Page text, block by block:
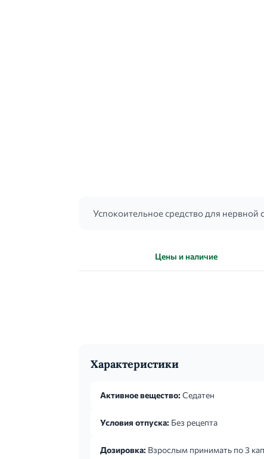
Успокоительное средство для нервной
Цены и наличие
Характеристики
Активное вещество: Седатен
Условия отпуска: Без рецепта
Дозировка: Взрослым принимать по 3